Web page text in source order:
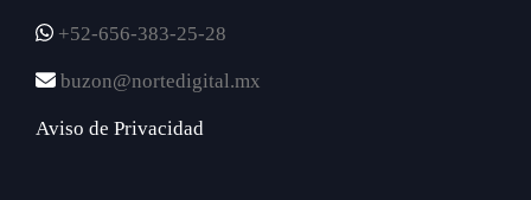
+52-656-383-25-28
buzon@nortedigital.mx
Aviso de Privacidad